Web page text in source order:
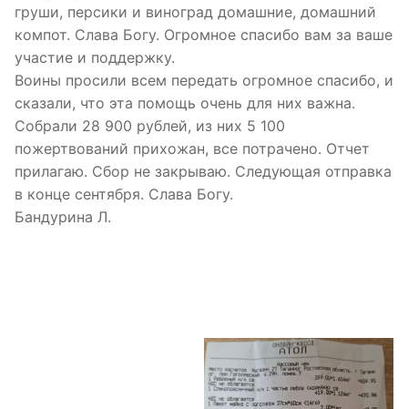
груши, персики и виноград домашние, домашний
компот. Слава Богу. Огромное спасибо вам за ваше
участие и поддержку.
Воины просили всем передать огромное спасибо, и
сказали, что эта помощь очень для них важна.
Собрали 28 900 рублей, из них 5 100
пожертвований прихожан, все потрачено. Отчет
прилагаю. Сбор не закрываю. Следующая отправка
в конце сентября. Слава Богу.
Бандурина Л.